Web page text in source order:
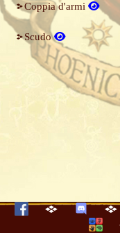
Coppia d'armi
Scudo